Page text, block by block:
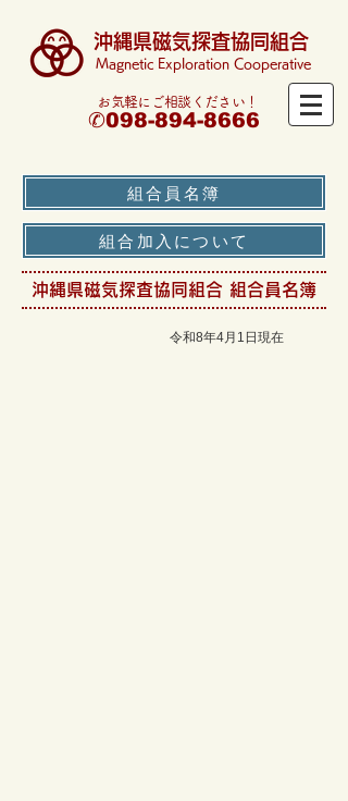
沖縄県磁気探査協同組合
Magnetic Exploration Cooperative
✆098-894-8666
​お気軽にご相談ください！
組合員名簿
組合加入について
沖縄県磁気探査協同組合 組合員名簿
令和8年4月1日現在